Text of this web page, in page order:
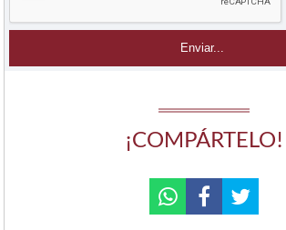
¡COMPÁRTELO!